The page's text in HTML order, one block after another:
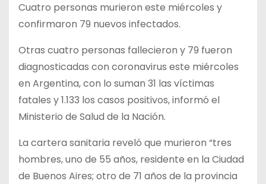
Cuatro personas murieron este miércoles y
confirmaron 79 nuevos infectados.
Otras cuatro personas fallecieron y 79 fueron
diagnosticadas con coronavirus este miércoles
en Argentina, con lo suman 31 las víctimas
fatales y 1.133 los casos positivos, informó el
Ministerio de Salud de la Nación.
La cartera sanitaria reveló que murieron “tres
hombres, uno de 55 años, residente en la Ciudad
de Buenos Aires; otro de 71 años de la provincia